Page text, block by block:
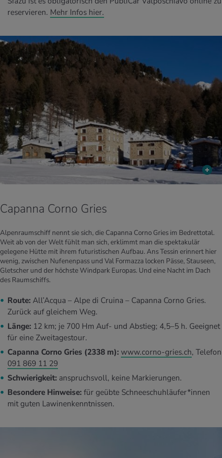
reservieren. Mehr Infos hier.
Capanna Corno Gries
Alpenraumschiff nennt sie sich, die Capanna Corno Gries im Bedrettotal.
Weit ab von der Welt fühlt man sich, erklimmt man die spektakulär
gelegene Hütte mit ihrem futuristischen Aufbau. Ans Tessin erinnert hier
wenig, zwischen Nufenenpass und Val Formazza locken Pässe, Stauseen,
Gletscher und der höchste Windpark Europas. Und eine Nacht im Dach
des Raumschiffs.
Route: All’Acqua – Alpe di Cruina – Capanna Corno Gries.
Zurück auf gleichem Weg.
Länge: 12 km; je 700 Hm Auf- und Abstieg; 4,5–5 h. Geeignet
für eine Zweitagestour.
Capanna Corno Gries (2338 m): www.corno-gries.ch, Telefon
091 869 11 29
Schwierigkeit: anspruchsvoll, keine Markierungen.
Besondere Hinweise: für geübte Schneeschuhläufer*innen
mit guten Lawinenkenntnissen.